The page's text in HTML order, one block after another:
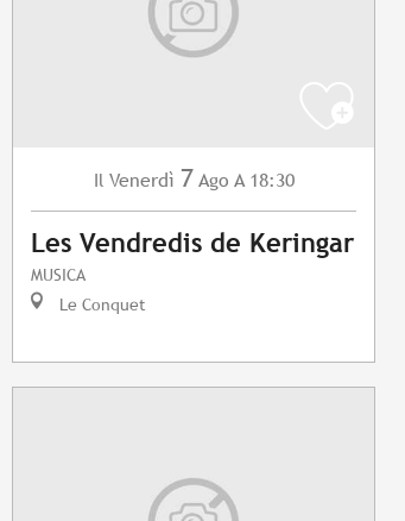
Il Venerdì 7 Ago A 18:30
Les Vendredis de Keringar
MUSICA
Le Conquet